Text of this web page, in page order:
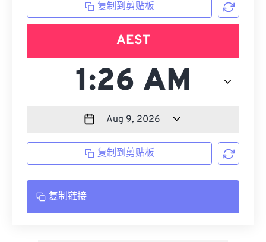
复制到剪贴板
AEST
复制到剪贴板
复制链接